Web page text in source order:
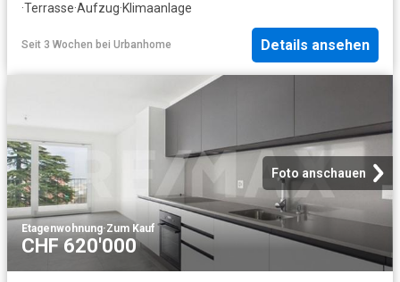
·Terrasse·Aufzug·Klimaanlage
Seit 3 Wochen bei Urbanhome Details ansehen
Foto anschauen
Etagenwohnung·Zum Kauf
CHF 620'000